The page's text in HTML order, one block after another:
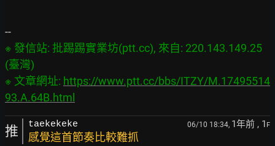
※ 發信站: 批踢踢實業坊(ptt.cc), 來自: 220.143.149.25
(臺灣)
※ 文章網址: https://www.ptt.cc/bbs/ITZY/M.17495514
93.A.64B.html
推 taekekeke 06/10 18:34, 1年前 , 1 F
感覺這首節奏比較難抓